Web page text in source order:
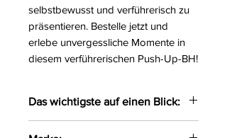
selbstbewusst und verführerisch zu
präsentieren. Bestelle jetzt und
erlebe unvergessliche Momente in
diesem verführerischen Push-Up-BH!
Das wichtigste auf einen Blick: